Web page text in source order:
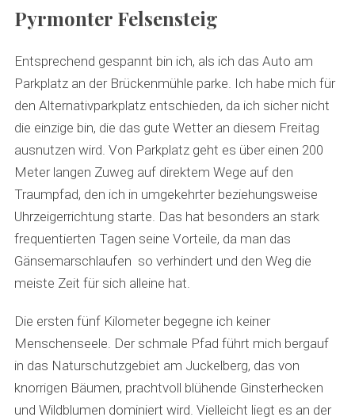
Pyrmonter Felsensteig
Entsprechend gespannt bin ich, als ich das Auto am
Parkplatz an der Brückenmühle parke. Ich habe mich für
den Alternativparkplatz entschieden, da ich sicher nicht
die einzige bin, die das gute Wetter an diesem Freitag
ausnutzen wird. Von Parkplatz geht es über einen 200
Meter langen Zuweg auf direktem Wege auf den
Traumpfad, den ich in umgekehrter beziehungsweise
Uhrzeigerrichtung starte. Das hat besonders an stark
frequentierten Tagen seine Vorteile, da man das
Gänsemarschlaufen so verhindert und den Weg die
meiste Zeit für sich alleine hat.
Die ersten fünf Kilometer begegne ich keiner
Menschenseele. Der schmale Pfad führt mich bergauf
in das Naturschutzgebiet am Juckelberg, das von
knorrigen Bäumen, prachtvoll blühende Ginsterhecken
und Wildblumen dominiert wird. Vielleicht liegt es an der